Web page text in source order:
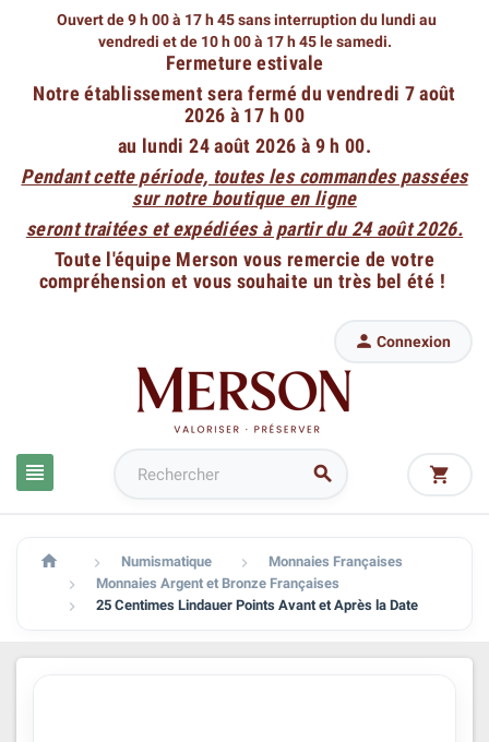
Ouvert de 9 h 00 à 17 h 45 sans interruption du lundi au
vendredi et de 10 h 00 à 17 h 45 le samedi.
Fermeture estivale
Notre établissement sera fermé du vendredi 7 août
2026 à 17 h 00
au lundi 24 août 2026 à 9 h 00.
Pendant cette période, toutes les commandes passées
sur notre boutique en ligne
seront traitées et expédiées à partir du 24 août 2026.
Toute l'équipe Merson vous remercie de votre
compréhension et vous souhaite un très bel été !
 
 Connexion

  Numismatique  Monnaies Françaises
 Monnaies Argent et Bronze Françaises
 25 Centimes Lindauer Points Avant et Après la Date